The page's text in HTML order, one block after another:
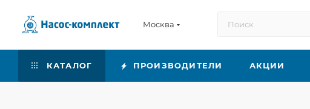
Москва
КАТАЛОГ ПРОИЗВОДИТЕЛИ АКЦИИ